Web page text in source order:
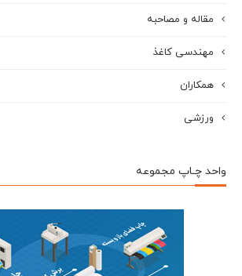
مقاله و مصاحبه
مهندسی کاغذ
همکاران
ورزشی
واحد چـاپ مجموعه